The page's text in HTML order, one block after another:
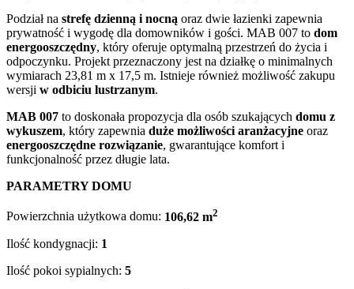
Podział na strefę dzienną i nocną oraz dwie łazienki zapewnia
prywatność i wygodę dla domowników i gości. MAB 007 to dom
energooszczędny, który oferuje optymalną przestrzeń do życia i
odpoczynku. Projekt przeznaczony jest na działkę o minimalnych
wymiarach 23,81 m x 17,5 m. Istnieje również możliwość zakupu
wersji w odbiciu lustrzanym.
MAB 007 to doskonała propozycja dla osób szukających domu z
wykuszem, który zapewnia duże możliwości aranżacyjne oraz
energooszczędne rozwiązanie, gwarantujące komfort i
funkcjonalność przez długie lata.
PARAMETRY DOMU
Powierzchnia użytkowa domu: 106,62 m2
Ilość kondygnacji: 1
Ilość pokoi sypialnych: 5